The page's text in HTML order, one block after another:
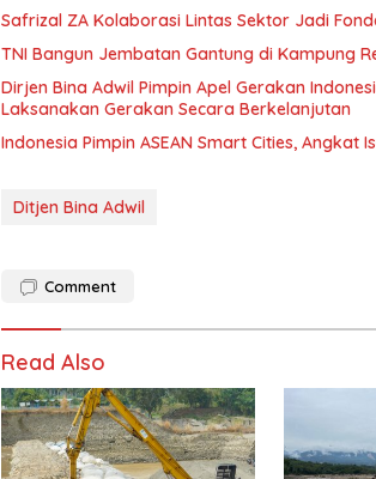
Safrizal ZA Kolaborasi Lintas Sektor Jadi
TNI Bangun Jembatan Gantung di Kampung
Dirjen Bina Adwil Pimpin Apel Gerakan
Laksanakan Gerakan Secara Berkelanjutan
Indonesia Pimpin ASEAN Smart Cities, Angkat
Ditjen Bina Adwil
Comment
Read Also